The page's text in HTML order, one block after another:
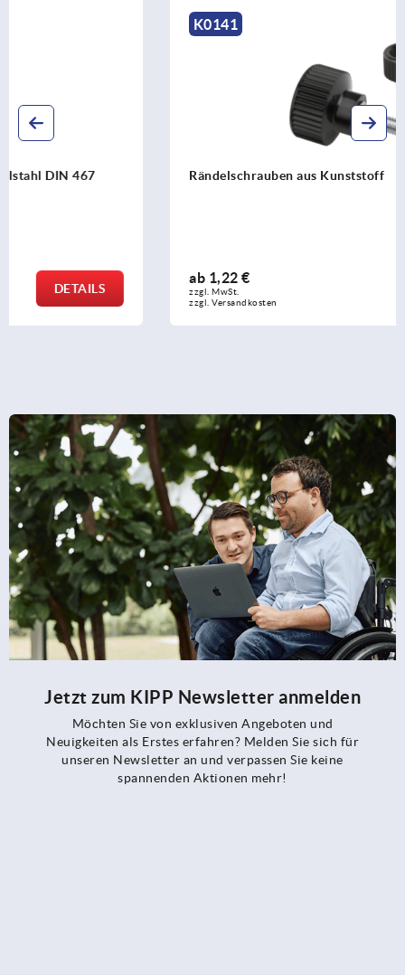
Rändelschrauben aus Kunststoff
ab
zzgl. MwSt.
zzgl. Versandkosten
Jetzt zum KIPP Newsletter anmelden
Möchten Sie von exklusiven Angeboten und
Neuigkeiten als Erstes erfahren? Melden Sie sich für
unseren Newsletter an und verpassen Sie keine
spannenden Aktionen mehr!